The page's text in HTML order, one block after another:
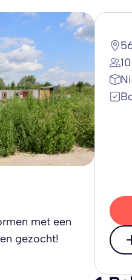
met een
gezocht!